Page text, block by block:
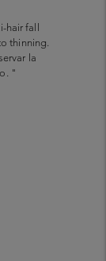
fall
thinning.
la
"